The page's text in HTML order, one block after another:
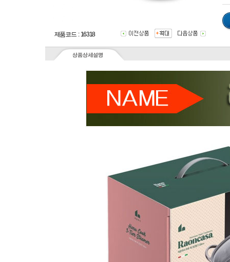
제품코드 : 16318